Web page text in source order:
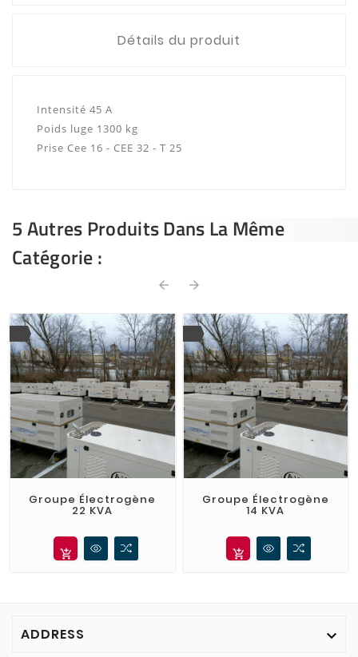
Détails du produit
Intensité 45 A
Poids luge 1300 kg
Prise Cee 16 - CEE 32 - T 25
5 Autres Produits Dans La Même
Catégorie :
arrow_back arrow_forward
Groupe Électrogène
22 KVA
add_shopping_cart
Groupe Électrogène
14 KVA
add_shopping_cart
ADDRESS 